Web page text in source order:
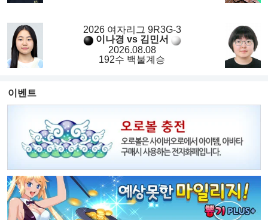
2026 여자리그 9R3G-3
이나경 vs 김민서
2026.08.08
192수 백불계승
이벤트